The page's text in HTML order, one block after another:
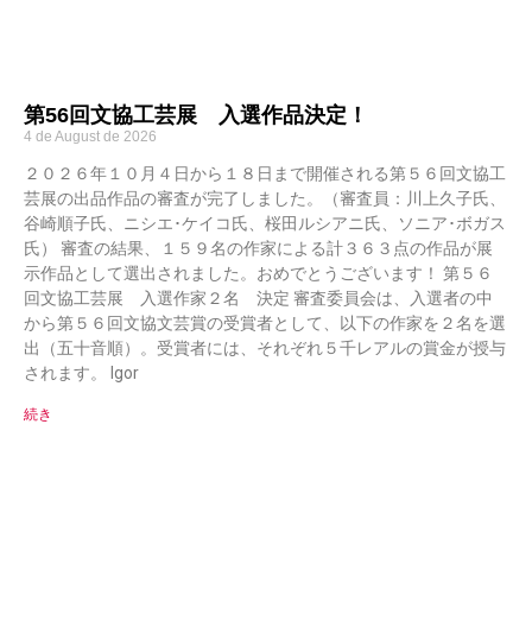
第56回文協工芸展 入選作品決定！
4 de August de 2026
２０２６年１０月４日から１８日まで開催される第５６回文協工
芸展の出品作品の審査が完了しました。（審査員：川上久子氏、
谷崎順子氏、ニシエ･ケイコ氏、桜田ルシアニ氏、ソニア･ボガス
氏） 審査の結果、１５９名の作家による計３６３点の作品が展
示作品として選出されました。おめでとうございます！ 第５６
回文協工芸展 入選作家２名 決定 審査委員会は、入選者の中
から第５６回文協文芸賞の受賞者として、以下の作家を２名を選
出（五十音順）。受賞者には、それぞれ５千レアルの賞金が授与
されます。 Igor
続き